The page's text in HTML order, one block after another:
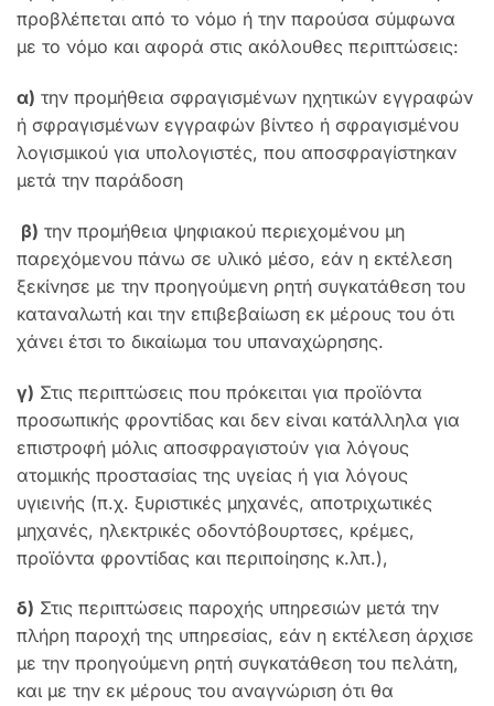
προβλέπεται από το νόμο ή την παρούσα σύμφωνα
με το νόμο και αφορά στις ακόλουθες περιπτώσεις:
α) την προμήθεια σφραγισμένων ηχητικών εγγραφών
ή σφραγισμένων εγγραφών βίντεο ή σφραγισμένου
λογισμικού για υπολογιστές, που αποσφραγίστηκαν
μετά την παράδοση
β) την προμήθεια ψηφιακού περιεχομένου μη
παρεχόμενου πάνω σε υλικό μέσο, εάν η εκτέλεση
ξεκίνησε με την προηγούμενη ρητή συγκατάθεση του
καταναλωτή και την επιβεβαίωση εκ μέρους του ότι
χάνει έτσι το δικαίωμα του υπαναχώρησης.
γ) Στις περιπτώσεις που πρόκειται για προϊόντα
προσωπικής φροντίδας και δεν είναι κατάλληλα για
επιστροφή μόλις αποσφραγιστούν για λόγους
ατομικής προστασίας της υγείας ή για λόγους
υγιεινής (π.χ. ξυριστικές μηχανές, αποτριχωτικές
μηχανές, ηλεκτρικές οδοντόβουρτσες, κρέμες,
προϊόντα φροντίδας και περιποίησης κ.λπ.),
δ) Στις περιπτώσεις παροχής υπηρεσιών μετά την
πλήρη παροχή της υπηρεσίας, εάν η εκτέλεση άρχισε
με την προηγούμενη ρητή συγκατάθεση του πελάτη,
και με την εκ μέρους του αναγνώριση ότι θα